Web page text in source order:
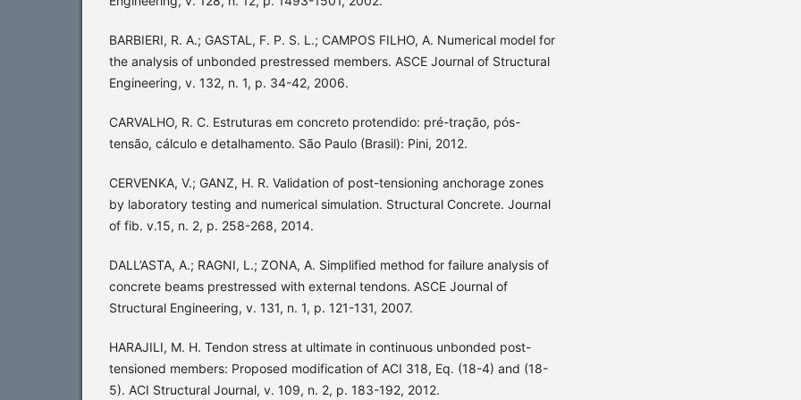
BARBIERI, R. A.; GASTAL, F. P. S. L.; CAMPOS FILHO, A. Numerical model for
the analysis of unbonded prestressed members. ASCE Journal of Structural
Engineering, v. 132, n. 1, p. 34-42, 2006.
CARVALHO, R. C. Estruturas em concreto protendido: pré-tração, pós-
tensão, cálculo e detalhamento. São Paulo (Brasil): Pini, 2012.
CERVENKA, V.; GANZ, H. R. Validation of post-tensioning anchorage zones
by laboratory testing and numerical simulation. Structural Concrete. Journal
of fib. v.15, n. 2, p. 258-268, 2014.
DALL’ASTA, A.; RAGNI, L.; ZONA, A. Simplified method for failure analysis of
concrete beams prestressed with external tendons. ASCE Journal of
Structural Engineering, v. 131, n. 1, p. 121-131, 2007.
HARAJILI, M. H. Tendon stress at ultimate in continuous unbonded post-
tensioned members: Proposed modification of ACI 318, Eq. (18-4) and (18-
5). ACI Structural Journal, v. 109, n. 2, p. 183-192, 2012.